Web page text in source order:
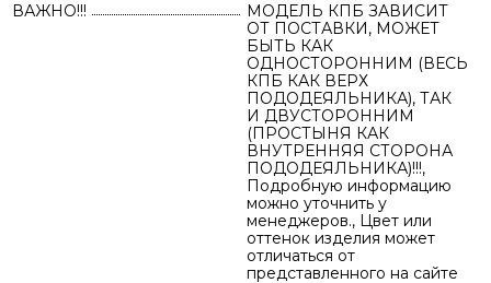
ВАЖНО!!!
МОДЕЛЬ КПБ ЗАВИСИТ
ОТ ПОСТАВКИ, МОЖЕТ
БЫТЬ КАК
ОДНОСТОРОННИМ (ВЕСЬ
КПБ КАК ВЕРХ
ПОДОДЕЯЛЬНИКА), ТАК
И ДВУСТОРОННИМ
(ПРОСТЫНЯ КАК
ВНУТРЕННЯЯ СТОРОНА
ПОДОДЕЯЛЬНИКА)!!!,
Подробную информацию
можно уточнить у
менеджеров., Цвет или
оттенок изделия может
отличаться от
представленного на сайте